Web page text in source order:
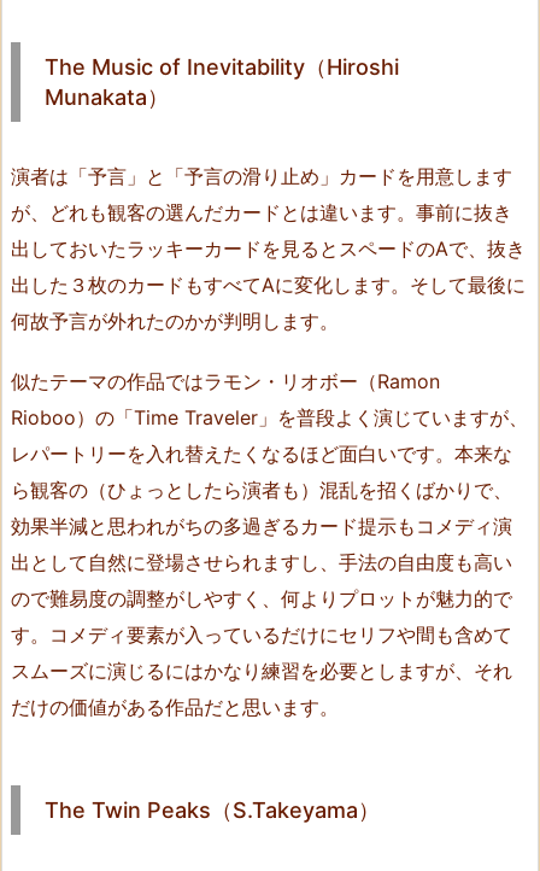
n
（H
o
h
M
n
a
t
a）
7.
T
e
M
The Music of Inevitability（Hiroshi
Munakata）
演者は「予言」と「予言の滑り止め」カードを用意します
が、どれも観客の選んだカードとは違います。事前に抜き
出しておいたラッキーカードを見るとスペードのAで、抜き
出した３枚のカードもすべてAに変化します。そして最後に
何故予言が外れたのかが判明します。
似たテーマの作品ではラモン・リオボー（Ramon
Rioboo）の「Time Traveler」を普段よく演じていますが、
レパートリーを入れ替えたくなるほど面白いです。本来な
ら観客の（ひょっとしたら演者も）混乱を招くばかりで、
効果半減と思われがちの多過ぎるカード提示もコメディ演
出として自然に登場させられますし、手法の自由度も高い
ので難易度の調整がしやすく、何よりプロットが魅力的で
す。コメディ要素が入っているだけにセリフや間も含めて
スムーズに演じるにはかなり練習を必要としますが、それ
だけの価値がある作品だと思います。
The Twin Peaks（S.Takeyama）